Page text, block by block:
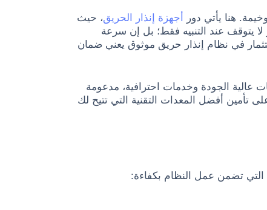
هنا يأتي دور أجهزة إنذار الحريق، حيث
يتوقف عند التنبيه فقط؛ بل إن سرعة
في نظام إنذار حريق موثوق يعني ضمان
عالية الجودة وخدمات احترافية، مدعومة
تأمين أفضل المعدات التقنية التي تتيح لك
التي تضمن عمل النظام بكفاءة: